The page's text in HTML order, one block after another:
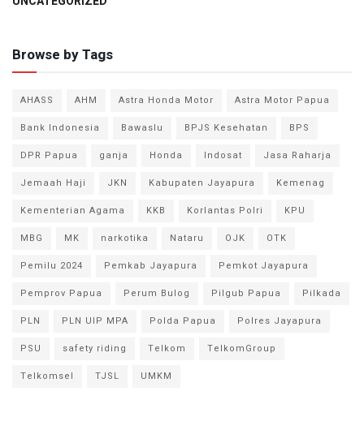
Browse by Tags
AHASS AHM Astra Honda Motor
Astra Motor Papua
Bank Indonesia
Bawaslu BPJS Kesehatan
BPS
DPR Papua
ganja Honda Indosat
Jasa Raharja
Jemaah Haji
JKN Kabupaten Jayapura
Kemenag
Kementerian Agama
KKB Korlantas Polri
KPU
MBG
MK narkotika Nataru OJK
OTK
Pemilu 2024
Pemkab Jayapura
Pemkot Jayapura
Pemprov Papua
Perum Bulog Pilgub Papua
Pilkada
PLN
PLN UIP MPA Polda Papua
Polres Jayapura
PSU
safety riding Telkom
TelkomGroup
Telkomsel
TJSL UMKM